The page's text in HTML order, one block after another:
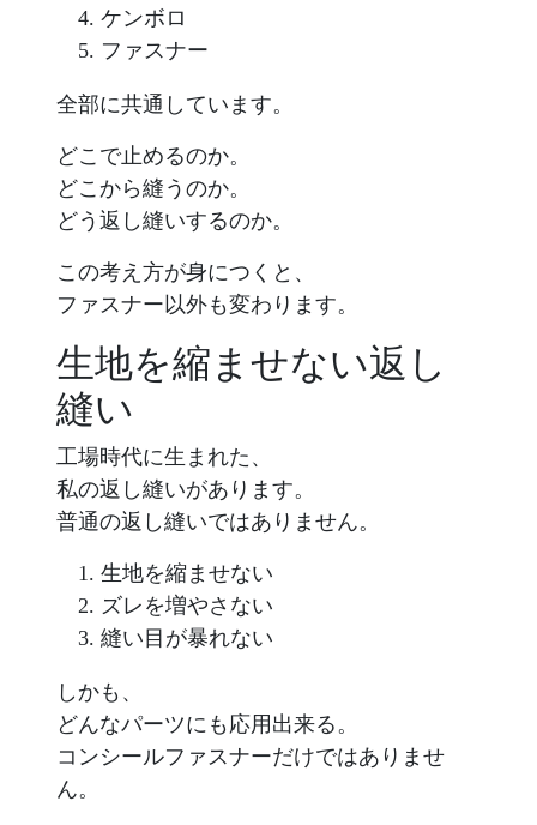
ケンボロ
ファスナー
全部に共通しています。
どこで止めるのか。
どこから縫うのか。
どう返し縫いするのか。
この考え方が身につくと、
ファスナー以外も変わります。
生地を縮ませない返し
縫い
工場時代に生まれた、
私の返し縫いがあります。
普通の返し縫いではありません。
生地を縮ませない
ズレを増やさない
縫い目が暴れない
しかも、
どんなパーツにも応用出来る。
コンシールファスナーだけではありませ
ん。